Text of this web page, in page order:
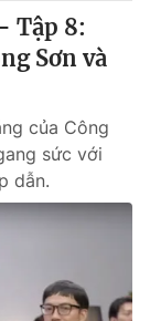
Tập 8:
Sơn và
của Công
sức với
dẫn.